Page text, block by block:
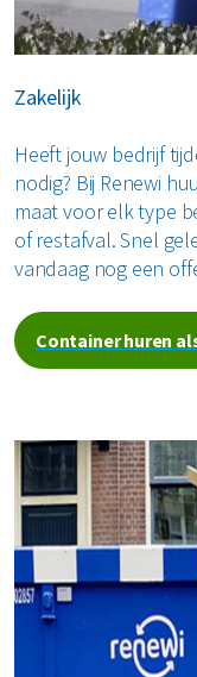
Zakelijk
Heeft jouw bedrijf
nodig? Bij Renewi
maat voor elk type
of restafval. Snel
vandaag nog een
Container huren